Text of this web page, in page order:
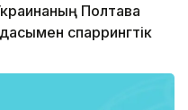
Полтава
спаррингтік